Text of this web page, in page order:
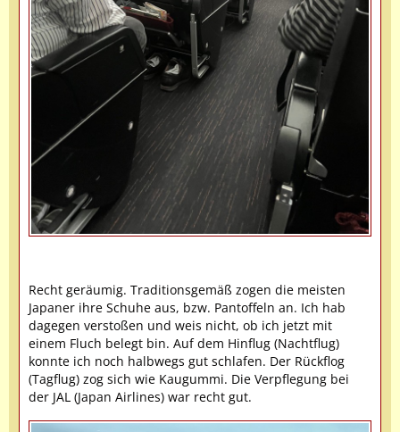
Recht geräumig. Traditionsgemäß zogen die meisten
Japaner ihre Schuhe aus, bzw. Pantoffeln an. Ich hab
dagegen verstoßen und weis nicht, ob ich jetzt mit
einem Fluch belegt bin. Auf dem Hinflug (Nachtflug)
konnte ich noch halbwegs gut schlafen. Der Rückflog
(Tagflug) zog sich wie Kaugummi. Die Verpflegung bei
der JAL (Japan Airlines) war recht gut.